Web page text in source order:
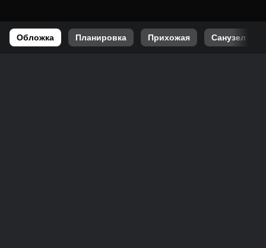
Обложка Планировка Прихожая Санузел 1